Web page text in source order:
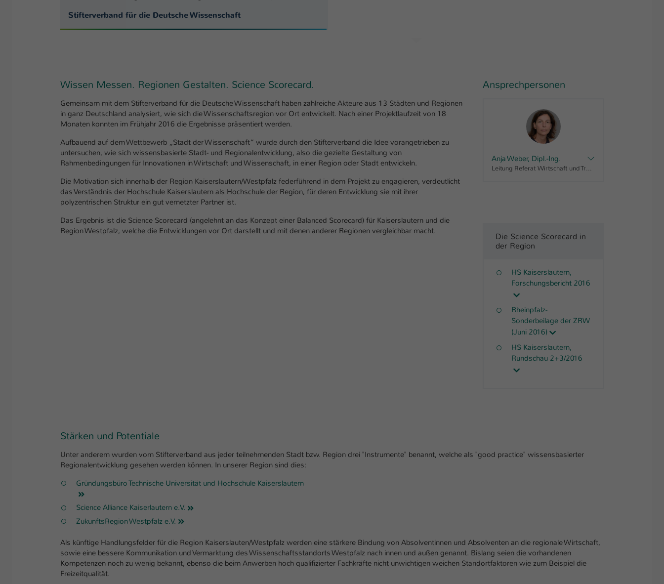
Stifterverband für die Deutsche Wissenschaft
Wissen Messen. Regionen Gestalten. Science Scorecard.
Gemeinsam mit dem Stifterverband für die Deutsche Wissenschaft haben zahlreiche Akteure aus 13 Städten und Regionen
in ganz Deutschland analysiert, wie sich die Wissenschaftsregion vor Ort entwickelt. Nach einer Projektlaufzeit von 18
Monaten konnten im Frühjahr 2016 die Ergebnisse präsentiert werden.
Aufbauend auf dem Wettbewerb „Stadt der Wissenschaft“ wurde durch den Stifterverband die Idee vorangetrieben zu
untersuchen, wie sich wissensbasierte Stadt- und Regionalentwicklung, also die gezielte Gestaltung von
Rahmenbedingungen für Innovationen in Wirtschaft und Wissenschaft, in einer Region oder Stadt entwickeln.
Die Motivation sich innerhalb der Region Kaiserslautern/Westpfalz federführend in dem Projekt zu engagieren, verdeutlicht
das Verständnis der Hochschule Kaiserslautern als Hochschule der Region, für deren Entwicklung sie mit ihrer
polyzentrischen Struktur ein gut vernetzter Partner ist.
Das Ergebnis ist die Science Scorecard (angelehnt an das Konzept einer Balanced Scorecard) für Kaiserslautern und die
Region Westpfalz, welche die Entwicklungen vor Ort darstellt und mit denen anderer Regionen vergleichbar macht.
Ansprechpersonen
Anja Weber, Dipl.-Ing.
Leitung Referat Wirtschaft und Transfer
Die Science Scorecard in
der Region
HS Kaiserslautern,
Forschungsbericht 2016
Rheinpfalz-
Sonderbeilage der ZRW
(Juni 2016)
HS Kaiserslautern,
Rundschau 2+3/2016
Stärken und Potentiale
Unter anderem wurden vom Stifterverband aus jeder teilnehmenden Stadt bzw. Region drei "Instrumente" benannt, welche als "good practice" wissensbasierter
Regionalentwicklung gesehen werden können. In unserer Region sind dies:
Gründungsbüro Technische Universität und Hochschule Kaiserslautern
Science Alliance Kaiserlautern e.V.
ZukunftsRegion Westpfalz e.V.
Als künftige Handlungsfelder für die Region Kaiserslauten/Westpfalz werden eine stärkere Bindung von Absolventinnen und Absolventen an die regionale Wirtschaft,
sowie eine bessere Kommunikation und Vermarktung des Wissenschaftsstandorts Westpfalz nach innen und außen genannt. Bislang seien die vorhandenen
Kompetenzen noch zu wenig bekannt, ebenso die beim Anwerben hoch qualifizierter Fachkräfte nicht unwichtigen weichen Standortfaktoren wie zum Beispiel die
Freizeitqualität.
Zweck
Dieses Cookie wird verwendet, um Ihre Cookie-
Name SgCookieOptin.lastPreferences
Anbieter TYPO3
Dieser Wert speichert Ihre Consent-
Ihrer vorgenommen Einstellungen, falls der
Webseiten-Betreiber dies eingestellt hat.
Zweck
Dieser Cookie teilt der Webseite mit, ob ein
Besucher im Typo3-Backend angemeldet ist und
werden anonymisiert und ausschließlich für interne Zwecke
Name _pk_*.*
Laufzeit 7 Tage
Zweck
Cookie von Matomo für Website-Analysen.
Erzeugt statistische Daten darüber, wie der
Besucher die Website nutzt.
Cookie-Informationen anzeigen
Externe Inhalte
Wir verwenden auf unserer Website externe Inhalte (Youtube,
Vimeo, Issuu), um Ihnen zusätzliche Informationen anzubieten.